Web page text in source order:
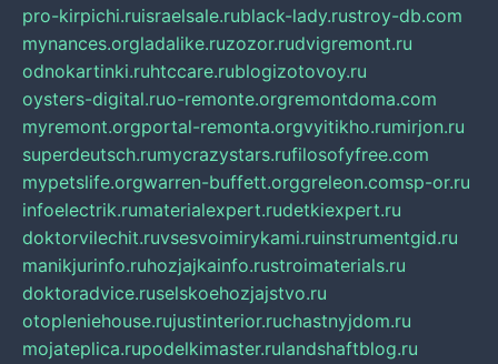
pro-kirpichi.ruisraelsale.rublack-lady.rustroy-db.com
mynances.orgladalike.ruzozor.rudvigremont.ru
odnokartinki.ruhtccare.rublogizotovoy.ru
oysters-digital.ruo-remonte.orgremontdoma.com
myremont.orgportal-remonta.orgvyitikho.rumirjon.ru
superdeutsch.rumycrazystars.rufilosofyfree.com
mypetslife.orgwarren-buffett.orggreleon.comsp-or.ru
infoelectrik.rumaterialexpert.rudetkiexpert.ru
doktorvilechit.ruvsesvoimirykami.ruinstrumentgid.ru
manikjurinfo.ruhozjajkainfo.rustroimaterials.ru
doktoradvice.ruselskoehozjajstvo.ru
otopleniehouse.rujustinterior.ruchastnyjdom.ru
mojateplica.rupodelkimaster.rulandshaftblog.ru